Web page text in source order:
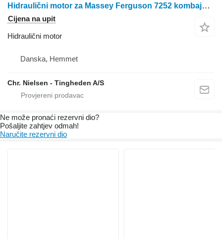
Hidraulični motor za Massey Ferguson 7252 kombajna za žito
Cijena na upit
Hidraulični motor
Danska, Hemmet
Chr. Nielsen - Tingheden A/S
Ne može pronaći rezervni dio?
Pošaljite zahtjev odmah!
Naručite rezervni dio